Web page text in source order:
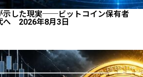
示した現実──ビットコイン保有者
へ 2026年8月3日